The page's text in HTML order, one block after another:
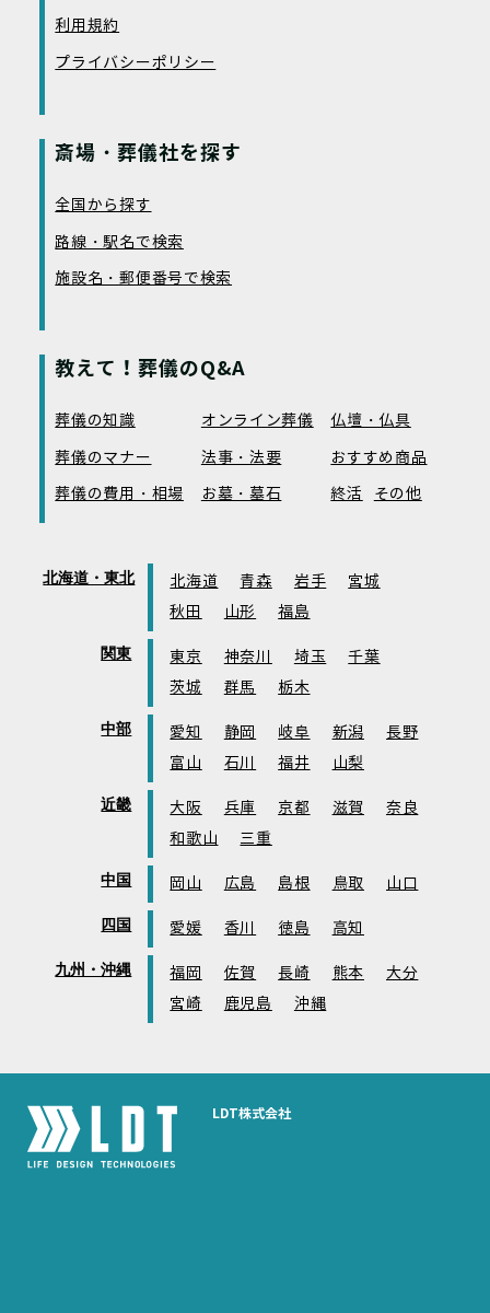
利用規約
プライバシーポリシー
斎場・葬儀社を探す
全国から探す
路線・駅名で検索
施設名・郵便番号で検索
教えて！葬儀のQ&A
葬儀の知識 オンライン葬儀
仏壇・仏具
葬儀のマナー
法事・法要
おすすめ商品
葬儀の費用・相場
お墓・墓石 終活 その他
北海道・東北 北海道 青森 岩手
宮城
秋田
山形 福島
関東 東京 神奈川 埼玉
千葉
茨城
群馬 栃木
中部 愛知 静岡 岐阜 新潟
長野
富山
石川 福井 山梨
近畿 大阪 兵庫 京都 滋賀
奈良
和歌山
三重
中国 岡山 広島 島根 鳥取 山口
四国 愛媛 香川 徳島 高知
九州・沖縄 福岡 佐賀 長崎 熊本
大分
宮崎
鹿児島 沖縄
LDT株式会社